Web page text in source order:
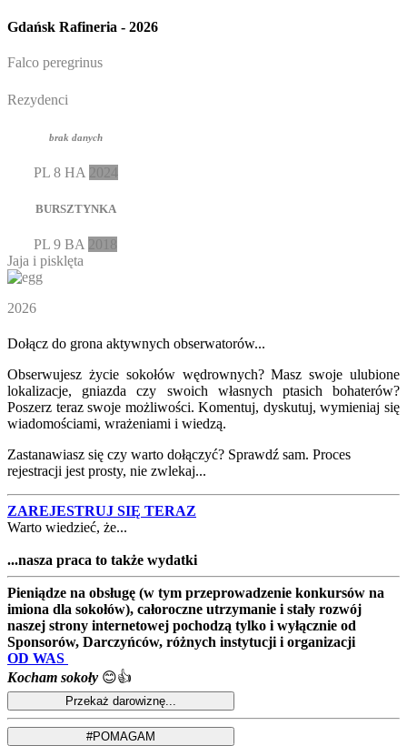
Gdańsk Rafineria - 2026
Falco peregrinus
Rezydenci
brak danych
PL 8 HA 2024
BURSZTYNKA
PL 9 BA
2018
Jaja i pisklęta
2026
Dołącz do grona aktywnych obserwatorów...
Obserwujesz życie sokołów wędrownych? Masz swoje ulubione
lokalizacje, gniazda czy swoich własnych ptasich bohaterów?
Poszerz teraz swoje możliwości. Komentuj, dyskutuj, wymieniaj się
wiadomościami, wrażeniami i wiedzą.
Zastanawiasz się czy warto dołączyć? Sprawdź sam. Proces
rejestracji jest prosty, nie zwlekaj...
ZAREJESTRUJ SIĘ TERAZ
Warto wiedzieć, że...
...nasza praca to także wydatki
Pieniądze na obsługę (w tym przeprowadzenie konkursów na
imiona dla sokołów), całoroczne utrzymanie i stały rozwój
naszej strony internetowej pochodzą tylko i wyłącznie od
Sponsorów, Darczyńców, różnych instytucji i organizacji
OD WAS
Kocham sokoły 😊👍